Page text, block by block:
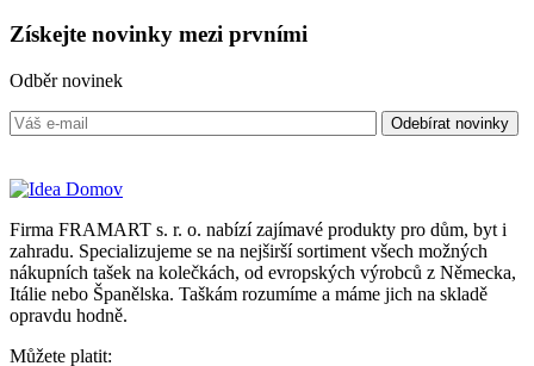
Získejte novinky mezi prvními
Odběr novinek
Firma FRAMART s. r. o. nabízí zajímavé produkty pro dům, byt i
zahradu. Specializujeme se na nejširší sortiment všech možných
nákupních tašek na kolečkách, od evropských výrobců z Německa,
Itálie nebo Španělska. Taškám rozumíme a máme jich na skladě
opravdu hodně.
Můžete platit: